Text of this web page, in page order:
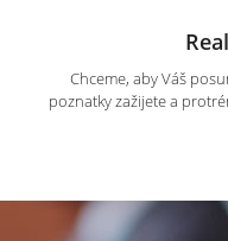
Chceme, aby Váš
poznatky zažijete a